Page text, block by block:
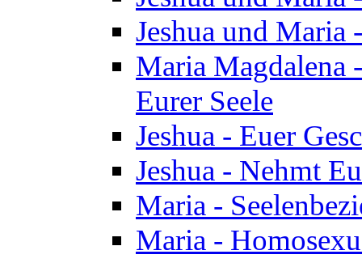
Jeshua und Maria
Maria Magdalena
Eurer Seele
Jeshua - Euer
Jeshua - Nehmt
Maria -
Maria -